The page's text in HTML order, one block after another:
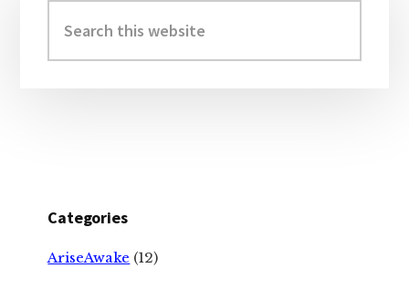
Sidebar
this
website
Categories
AriseAwake (12)